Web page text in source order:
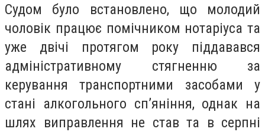
Судом було встановлено, що молодий
чоловік працює помічником нотаріуса та
уже двічі протягом року піддавався
адміністративному стягненню за
керування транспортними засобами у
стані алкогольного сп’яніння, однак на
шлях виправлення не став та в серпні